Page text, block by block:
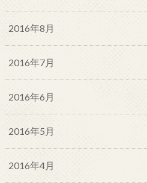
2016年8月
2016年7月
2016年6月
2016年5月
2016年4月